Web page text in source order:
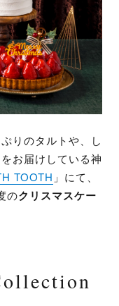
りのタルトや、し
お届けしている神
TOOTH 」にて、
のクリスマスケー